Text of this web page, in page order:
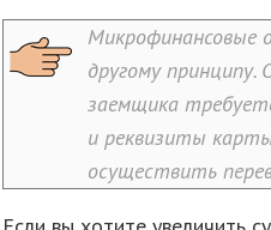
Микрофинансовые
другому
заемщика
и реквизиты
осуществить